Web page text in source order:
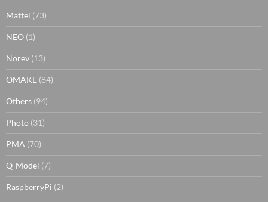
Mattel (73)
NEO (1)
Norev (13)
OMAKE (84)
Others (94)
Photo (31)
PMA (70)
Q-Model (7)
RaspberryPi (2)